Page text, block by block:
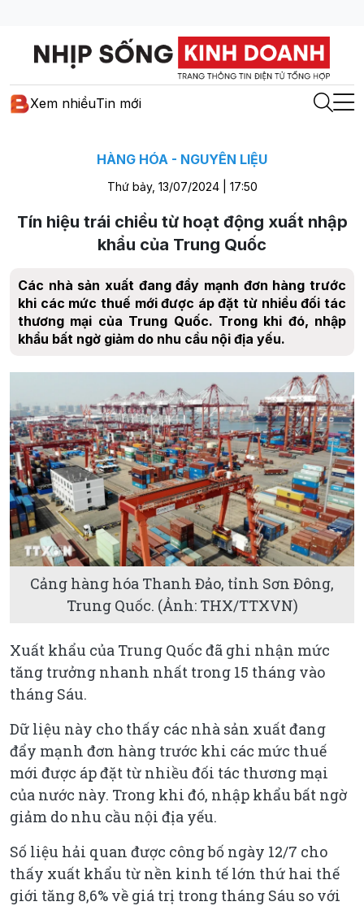
Xem nhiềuTin mới
HÀNG HÓA - NGUYÊN LIỆU
Thứ bảy, 13/07/2024 | 17:50
Tín hiệu trái chiều từ hoạt động xuất nhập
khẩu của Trung Quốc
Các nhà sản xuất đang đẩy mạnh đơn hàng trước
khi các mức thuế mới được áp đặt từ nhiều đối tác
thương mại của Trung Quốc. Trong khi đó, nhập
khẩu bất ngờ giảm do nhu cầu nội địa yếu.
Cảng hàng hóa Thanh Đảo, tỉnh Sơn Đông,
Trung Quốc. (Ảnh: THX/TTXVN)
Xuất khẩu của Trung Quốc đã ghi nhận mức
tăng trưởng nhanh nhất trong 15 tháng vào
tháng Sáu.
Dữ liệu này cho thấy các nhà sản xuất đang
đẩy mạnh đơn hàng trước khi các mức thuế
mới được áp đặt từ nhiều đối tác thương mại
của nước này. Trong khi đó, nhập khẩu bất ngờ
giảm do nhu cầu nội địa yếu.
Số liệu hải quan được công bố ngày 12/7 cho
thấy xuất khẩu từ nền kinh tế lớn thứ hai thế
giới tăng 8,6% về giá trị trong tháng Sáu so với